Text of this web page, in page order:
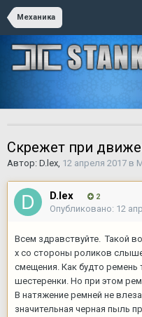
Механика
Скрежет при
Автор: D.lex, 12 апреля 2017 в
D.lex 2
Опубликовано: 12
Всем здравствуйте. Такой
х со стороны роликов
смещения. Как будто ремень
шестеренки. Но при этом
В натяжение ремней не
значительная черная пыль